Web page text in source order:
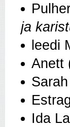
ja
leedi
Anett
Ida